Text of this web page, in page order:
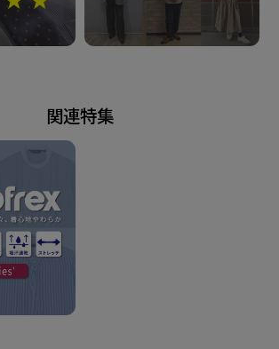
商品に対するお問い合わせ
関連特集